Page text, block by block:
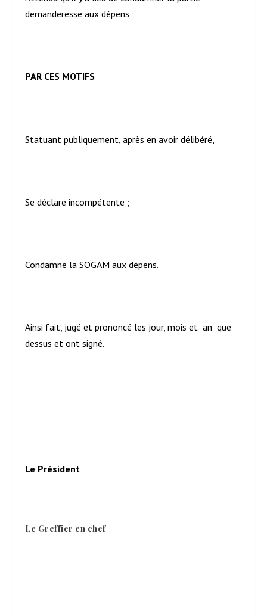
demanderesse aux dépens ;
PAR CES MOTIFS
Statuant publiquement, après en avoir délibéré,
Se déclare incompétente ;
Condamne la SOGAM aux dépens.
Ainsi fait, jugé et prononcé les jour, mois et an que
dessus et ont signé.
Le Président
Le Greffier en chef